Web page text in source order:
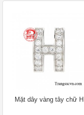
Mặt dây vàng tây chữ H